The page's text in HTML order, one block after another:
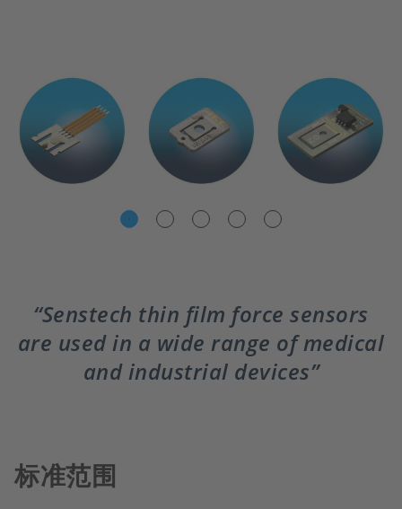
Senstech thin film force sensors
are used in a wide range of medical
and industrial devices
标准范围